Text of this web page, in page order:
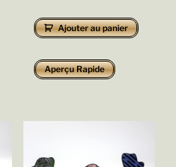
Ajouter au panier
Aperçu Rapide